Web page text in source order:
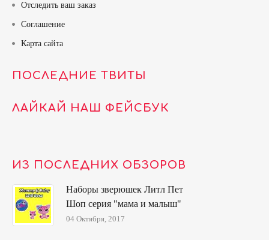
Отследить ваш заказ
Соглашение
Карта сайта
ПОСЛЕДНИЕ ТВИТЫ
ЛАЙКАЙ НАШ ФЕЙСБУК
ИЗ ПОСЛЕДНИХ ОБЗОРОВ
Наборы зверюшек Литл Пет
Шоп серия "мама и малыш"
04 Октября, 2017